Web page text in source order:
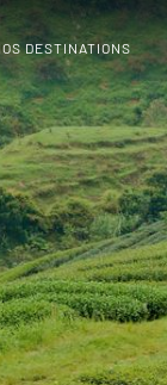
DESTINATIONS